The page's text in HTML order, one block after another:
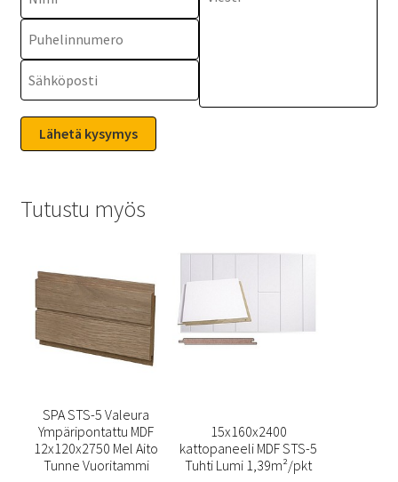
Tutustu myös
SPA STS-5 Valeura
Ympäripontattu MDF
12x120x2750 Mel Aito
Tunne Vuoritammi
15x160x2400
kattopaneeli MDF STS-5
Tuhti Lumi 1,39m²/pkt